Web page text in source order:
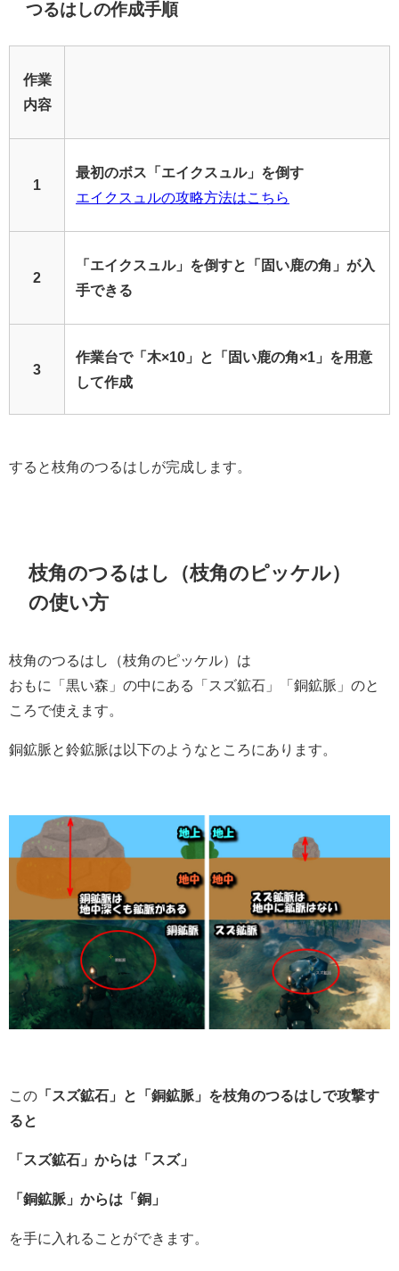
つるはしの作成手順
作業
内容
1
最初のボス「エイクスュル」を倒す
エイクスュルの攻略方法はこちら
2
「エイクスュル」を倒すと「固い鹿の角」が入
手できる
3
作業台で「木×10」と「固い鹿の角×1」を用意
して作成
すると枝角のつるはしが完成します。
枝角のつるはし（枝角のピッケル）
の使い方
枝角のつるはし（枝角のピッケル）は
おもに「黒い森」の中にある「 スズ鉱石」「銅鉱脈」のと
ころで使えます。
銅鉱脈と鈴鉱脈は以下のようなところにあります。
この 「スズ鉱石」と「銅鉱脈」を枝角のつるはしで攻撃す
ると
「スズ鉱石」からは「スズ」
「銅鉱脈」からは「銅」
を手に入れることができます。